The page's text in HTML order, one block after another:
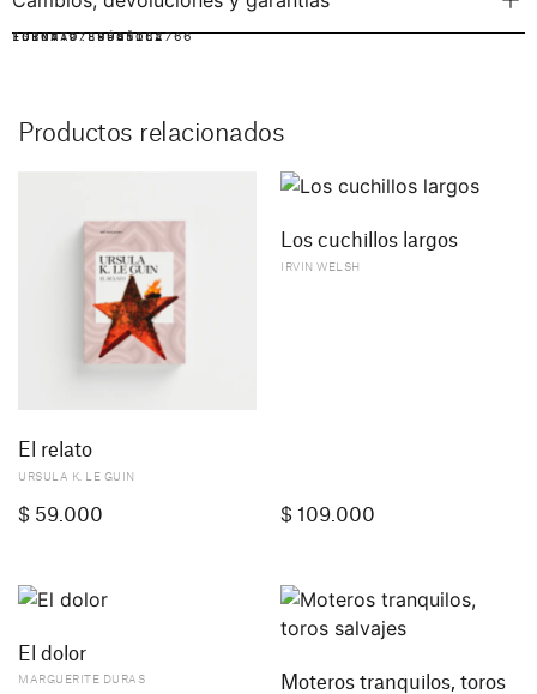
IDIOMA:ESPAÑOL
FORMATO:RÚSTICA
ISBN: 9789505152766
Productos relacionados
El relato
URSULA K. LE GUIN
$ 59.000
Los cuchillos largos
IRVIN WELSH
$ 109.000
El dolor
MARGUERITE DURAS
Moteros tranquilos, toros